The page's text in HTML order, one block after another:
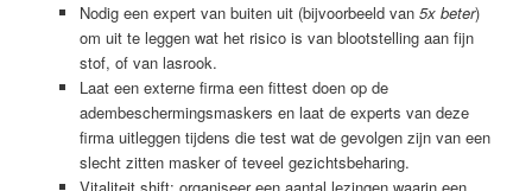
Nodig een expert van buiten uit (bijvoorbeeld van 5x beter)
om uit te leggen wat het risico is van blootstelling aan fijn
stof, of van lasrook.
Laat een externe firma een fittest doen op de
adembeschermingsmaskers en laat de experts van deze
firma uitleggen tijdens die test wat de gevolgen zijn van een
slecht zitten masker of teveel gezichtsbeharing.